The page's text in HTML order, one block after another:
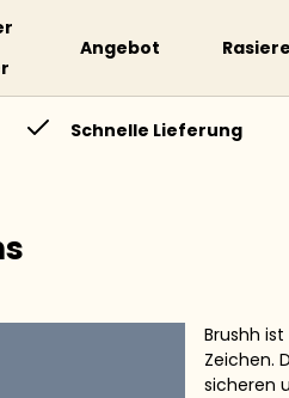
Angebot
Schnelle Lieferung
Brushh
Zeichen.
sicheren